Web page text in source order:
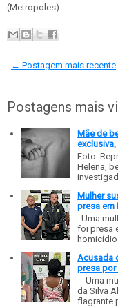
(Metropoles)
← Postagem mais recente
Postagens mais
Mãe de
Foto:
Helena,
Mulher
presa em
Uma
foi presa
Acusada
presa por
Uma
da Silva
flagrante